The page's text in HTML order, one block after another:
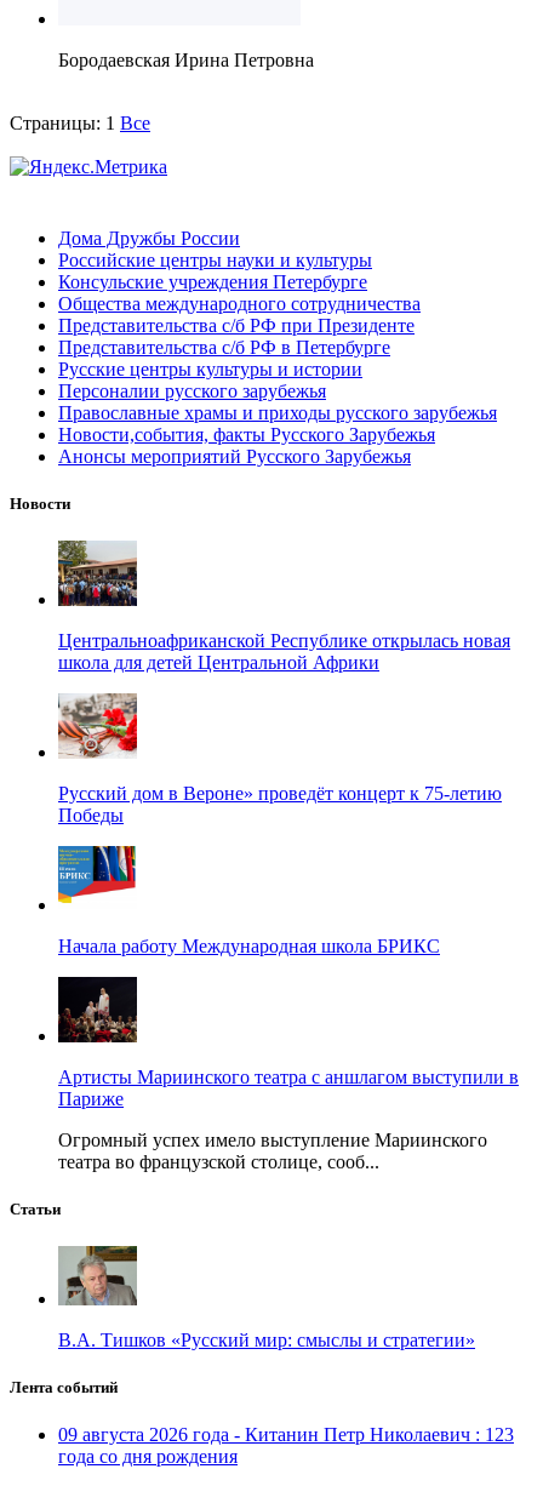
Бородаевская Ирина Петровна
Страницы: 1 Все
Дома Дружбы России
Российские центры науки и культуры
Консульские учреждения Петербурге
Общества международного сотрудничества
Представительства с/б РФ при Президенте
Представительства с/б РФ в Петербурге
Русские центры культуры и истории
Персоналии русского зарубежья
Православные храмы и приходы русского зарубежья
Новости,события, факты Русского Зарубежья
Анонсы мероприятий Русского Зарубежья
Новости
Центральноафриканской Республике открылась новая
школа для детей Центральной Африки
Русский дом в Вероне» проведёт концерт к 75-летию
Победы
Начала работу Международная школа БРИКС
Артисты Мариинского театра с аншлагом выступили в
Париже
Огромный успех имело выступление Мариинского
театра во французской столице, сооб...
Статьи
В.А. Тишков «Русский мир: смыслы и стратегии»
Лента событий
09 августа 2026 года - Китанин Петр Николаевич : 123
года со дня рождения